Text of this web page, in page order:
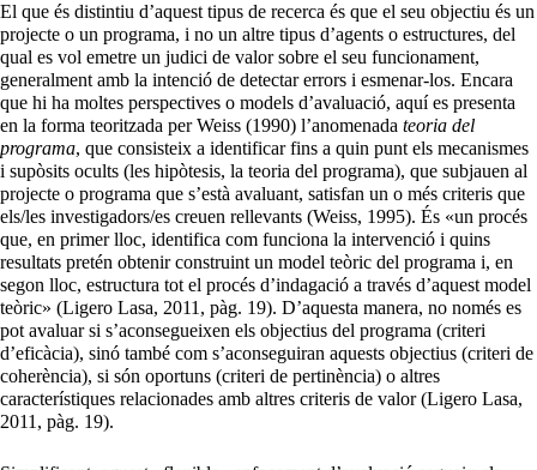
El que és distintiu d’aquest tipus de recerca és que el seu objectiu és un
projecte o un programa, i no un altre tipus d’agents o estructures, del
qual es vol emetre un judici de valor sobre el seu funcionament,
generalment amb la intenció de detectar errors i esmenar-los. Encara
que hi ha moltes perspectives o models d’avaluació, aquí es presenta
en la forma teoritzada per Weiss (1990) l’anomenada teoria del
programa, que consisteix a identificar fins a quin punt els mecanismes
i supòsits ocults (les hipòtesis, la teoria del programa), que subjauen al
projecte o programa que s’està avaluant, satisfan un o més criteris que
els/les investigadors/es creuen rellevants (Weiss, 1995). És «un procés
que, en primer lloc, identifica com funciona la intervenció i quins
resultats pretén obtenir construint un model teòric del programa i, en
segon lloc, estructura tot el procés d’indagació a través d’aquest model
teòric» (Ligero Lasa, 2011, pàg. 19). D’aquesta manera, no només es
pot avaluar si s’aconsegueixen els objectius del programa (criteri
d’eficàcia), sinó també com s’aconseguiran aquests objectius (criteri de
coherència), si són oportuns (criteri de pertinència) o altres
característiques relacionades amb altres criteris de valor (Ligero Lasa,
2011, pàg. 19).